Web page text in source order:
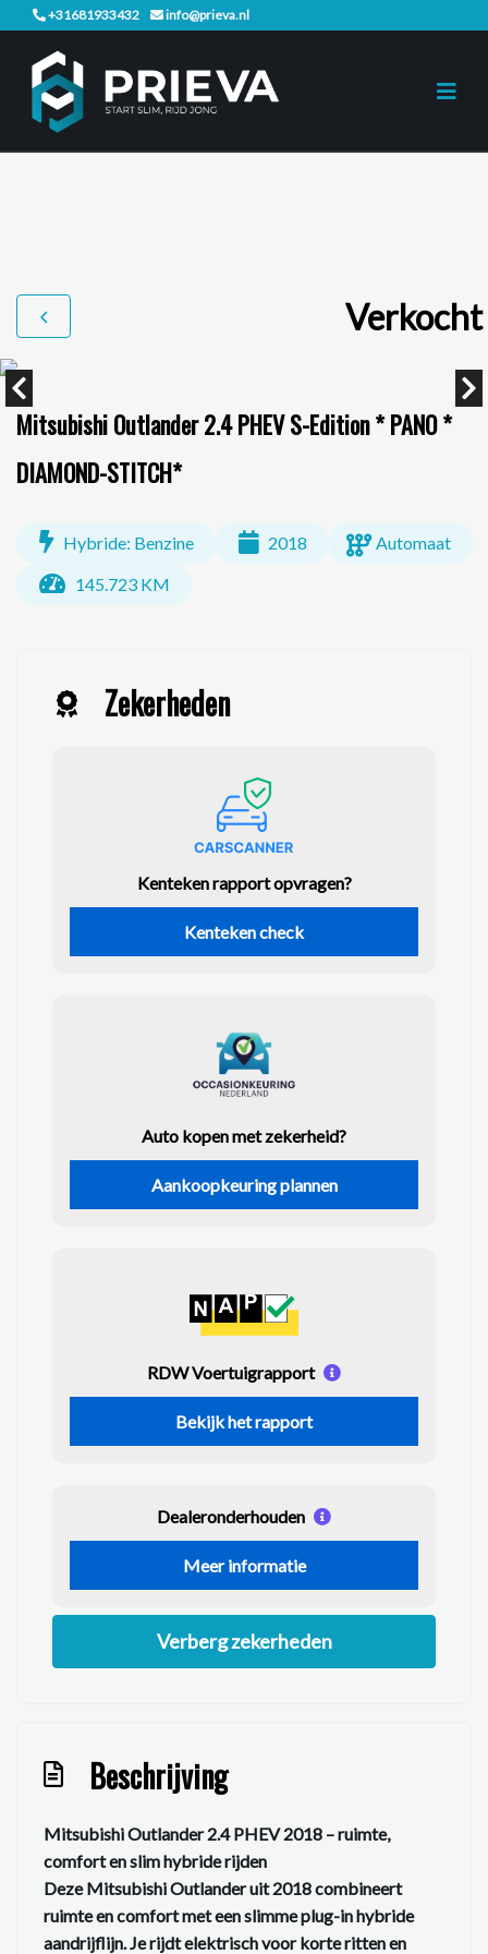
+31681933432 info@prieva.nl
Verkocht
Mitsubishi Outlander 2.4 PHEV S-Edition * PANO *
DIAMOND-STITCH*
Hybride: Benzine 2018
Automaat
145.723 KM
Zekerheden
Kenteken rapport opvragen?
Kenteken check
Auto kopen met zekerheid?
Aankoopkeuring plannen
RDW Voertuigrapport
Bekijk het rapport
Dealeronderhouden
Meer informatie
Verberg zekerheden
Beschrijving
Mitsubishi Outlander 2.4 PHEV 2018 – ruimte,
comfort en slim hybride rijden
Deze Mitsubishi Outlander uit 2018 combineert
ruimte en comfort met een slimme plug-in hybride
aandrijflijn. Je rijdt elektrisch voor korte ritten en